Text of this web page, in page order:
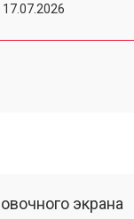
экрана